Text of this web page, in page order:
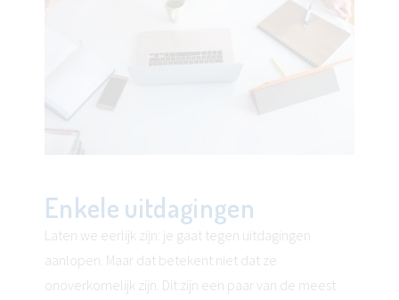
Enkele uitdagingen
Laten we eerlijk zijn: je gaat tegen uitdagingen
aanlopen. Maar dat betekent niet dat ze
onoverkomelijk zijn. Dit zijn een paar van de meest